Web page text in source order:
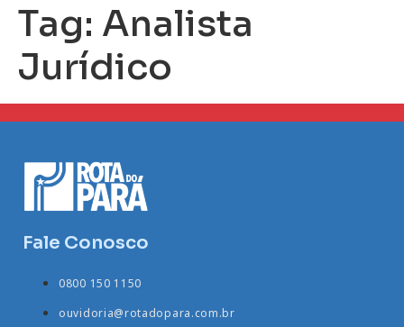
Tag: Analista
Jurídico
Fale Conosco
0800 150 1150
ouvidoria@rotadopara.com.br